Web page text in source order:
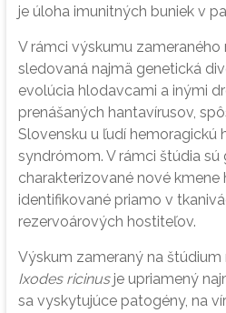
je úloha imunitných buniek v
V rámci výskumu
sledovaná najmä genetická
evolúcia hlodavcami a inými
prenášaných hantavírusov,
Slovensku u ľudí hemoragickú
syndrómom. V rámci štúdia sú
charakterizované nové kmene
identifikované priamo v
rezervoárových hostiteľov.
Výskum zameraný na
Ixodes ricinusje upriamený
sa vyskytujúce patogény, na